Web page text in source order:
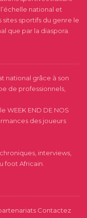
national et
sportifs du genre le
que par la diaspora.
national grâce à son
de professionnels,
WEEK END DE NOS
des joueurs
interviews,
foot Africain.
Contactez